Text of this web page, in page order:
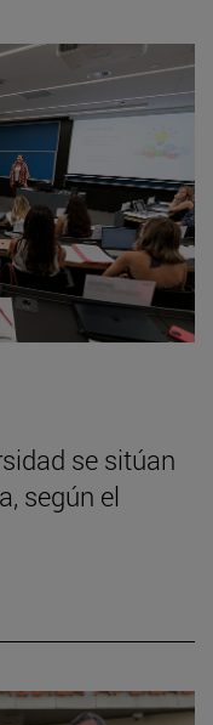
se sitúan
según el